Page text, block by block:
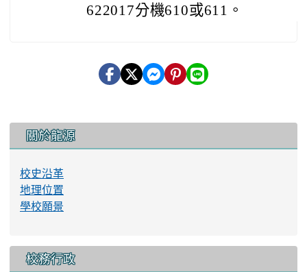
622017分機610或611。
關於龍源
校史沿革
地理位置
學校願景
校務行政